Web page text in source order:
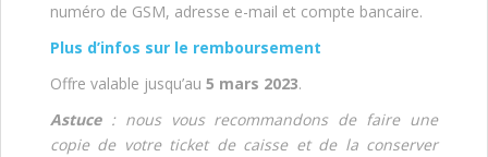
numéro de GSM, adresse e-mail et compte bancaire.
Plus d’infos sur le remboursement
Offre valable jusqu’au 5 mars 2023.
Astuce: nous vous recommandons de faire une
copie de votre ticket de caisse et de la conserver